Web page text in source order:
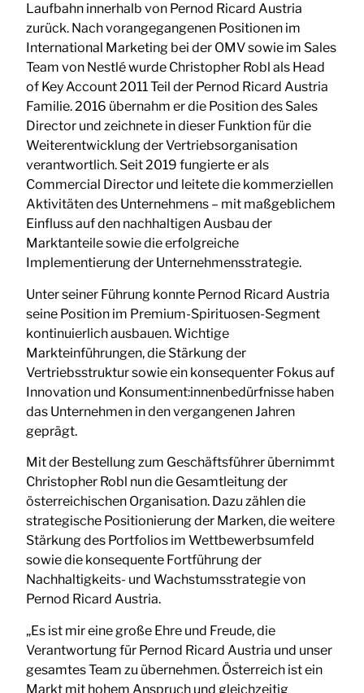
Laufbahn innerhalb von Pernod Ricard Austria
zurück. Nach vorangegangenen Positionen im
International Marketing bei der OMV sowie im Sales
Team von Nestlé wurde Christopher Robl als Head
of Key Account 2011 Teil der Pernod Ricard Austria
Familie. 2016 übernahm er die Position des Sales
Director und zeichnete in dieser Funktion für die
Weiterentwicklung der Vertriebsorganisation
verantwortlich. Seit 2019 fungierte er als
Commercial Director und leitete die kommerziellen
Aktivitäten des Unternehmens – mit maßgeblichem
Einfluss auf den nachhaltigen Ausbau der
Marktanteile sowie die erfolgreiche
Implementierung der Unternehmensstrategie.
Unter seiner Führung konnte Pernod Ricard Austria
seine Position im Premium-Spirituosen-Segment
kontinuierlich ausbauen. Wichtige
Markteinführungen, die Stärkung der
Vertriebsstruktur sowie ein konsequenter Fokus auf
Innovation und Konsument:innenbedürfnisse haben
das Unternehmen in den vergangenen Jahren
geprägt.
Mit der Bestellung zum Geschäftsführer übernimmt
Christopher Robl nun die Gesamtleitung der
österreichischen Organisation. Dazu zählen die
strategische Positionierung der Marken, die weitere
Stärkung des Portfolios im Wettbewerbsumfeld
sowie die konsequente Fortführung der
Nachhaltigkeits- und Wachstumsstrategie von
Pernod Ricard Austria.
„Es ist mir eine große Ehre und Freude, die
Verantwortung für Pernod Ricard Austria und unser
gesamtes Team zu übernehmen. Österreich ist ein
Markt mit hohem Anspruch und gleichzeitig